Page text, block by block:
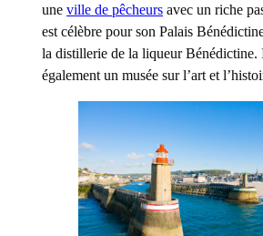
uneville de pêcheurs avec un riche
est célèbre pour son Palais
la distillerie de la liqueur Bénédictine.
également un musée sur l’art et